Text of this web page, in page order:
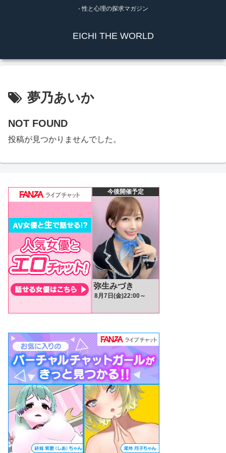
- 性と心理の探求マガジン
EICHI THE WORLD
夢乃あいか
NOT FOUND
投稿が見つかりませんでした。